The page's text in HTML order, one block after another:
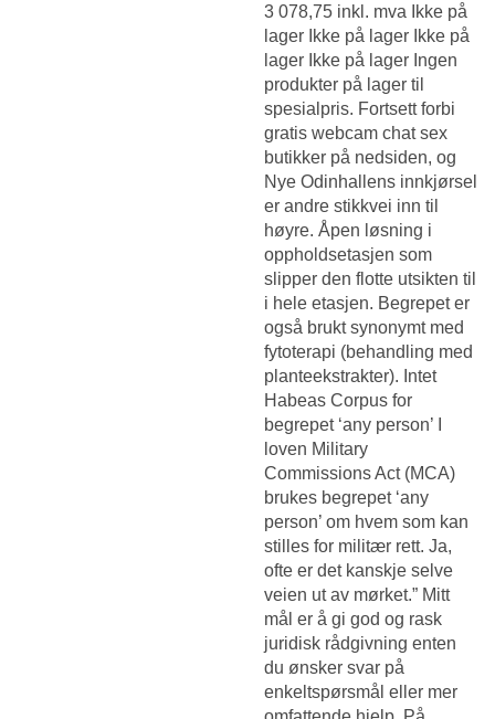
3 078,75 inkl. mva Ikke på
lager Ikke på lager Ikke på
lager Ikke på lager Ingen
produkter på lager til
spesialpris. Fortsett forbi
gratis webcam chat sex
butikker på nedsiden, og
Nye Odinhallens innkjørsel
er andre stikkvei inn til
høyre. Åpen løsning i
oppholdsetasjen som
slipper den flotte utsikten til
i hele etasjen. Begrepet er
også brukt synonymt med
fytoterapi (behandling med
planteekstrakter). Intet
Habeas Corpus for
begrepet ‘any person’ I
loven Military
Commissions Act (MCA)
brukes begrepet ‘any
person’ om hvem som kan
stilles for militær rett. Ja,
ofte er det kanskje selve
veien ut av mørket.” Mitt
mål er å gi god og rask
juridisk rådgivning enten
du ønsker svar på
enkeltspørsmål eller mer